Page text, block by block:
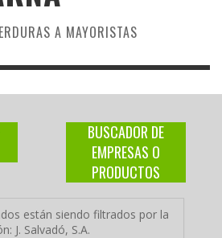
A MAYORISTAS
BUSCADOR DE
EMPRESAS O
PRODUCTOS
están siendo filtrados por la
J. Salvadó, S.A.